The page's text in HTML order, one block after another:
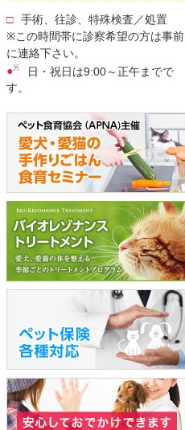
□
手術、往診、特殊検査／処置
※この時間帯に診察希望の方は事前
に連絡下さい。
●※
日・祝日は9:00～正午までで
す。